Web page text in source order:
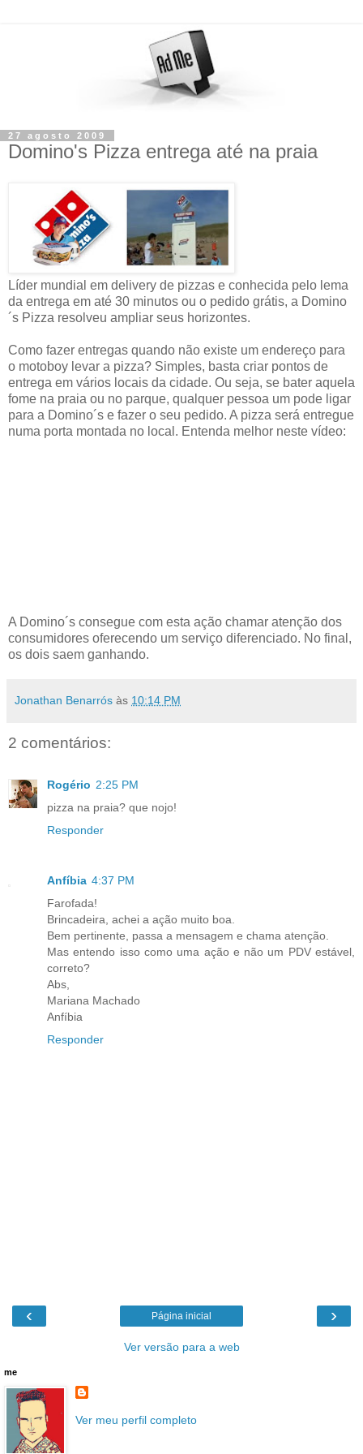
27 agosto 2009
Domino's Pizza entrega até na praia
Líder mundial em delivery de pizzas e conhecida pelo lema
da entrega em até 30 minutos ou o pedido grátis, a Domino
´s Pizza resolveu ampliar seus horizontes.
Como fazer entregas quando não existe um endereço para
o motoboy levar a pizza? Simples, basta criar pontos de
entrega em vários locais da cidade. Ou seja, se bater aquela
fome na praia ou no parque, qualquer pessoa um pode ligar
para a Domino´s e fazer o seu pedido. A pizza será entregue
numa porta montada no local. Entenda melhor neste vídeo:
A Domino´s consegue com esta ação chamar atenção dos
consumidores oferecendo um serviço diferenciado. No final,
os dois saem ganhando.
Jonathan Benarrós às 10:14 PM
2 comentários:
Rogério 2:25 PM
pizza na praia? que nojo!
Responder
Anfíbia 4:37 PM
Farofada!
Brincadeira, achei a ação muito boa.
Bem pertinente, passa a mensagem e chama atenção.
Mas entendo isso como uma ação e não um PDV estável,
correto?
Abs,
Mariana Machado
Anfíbia
Responder
‹ ›
Página inicial
Ver versão para a web
me
Ver meu perfil completo